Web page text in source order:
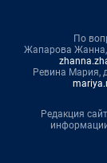
По
Жапарова Жанна,
Ревина Мария,
Редакция